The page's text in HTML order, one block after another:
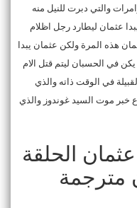
والتي دبرت للنيل منه
عثمان ليطارد رجل اظلام
هذه المرة ولكن عثمان يبدا
في الحسبان ليتم قتل الام
في الوقت ذاته والذي
خبر موت السيد غوندوز والذي
الحلقة